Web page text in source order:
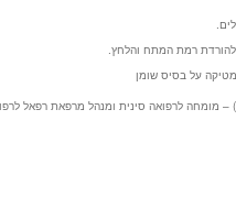
להורדת רמת המתח והלחץ.
על בסיס שומן